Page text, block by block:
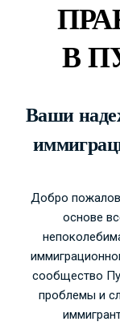
В
Ваши
Добро
основе
сообщество
проблемы и